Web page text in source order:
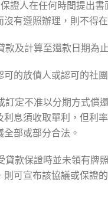
證人在任何時間提出
有遵照辦理，則不得
及計算至還款日期為
的放債人或認可的社
定不准以分期方式償
息須收取單利，但利
部或部分合法。
款保證時並未領有牌
可宣布該協議或保證